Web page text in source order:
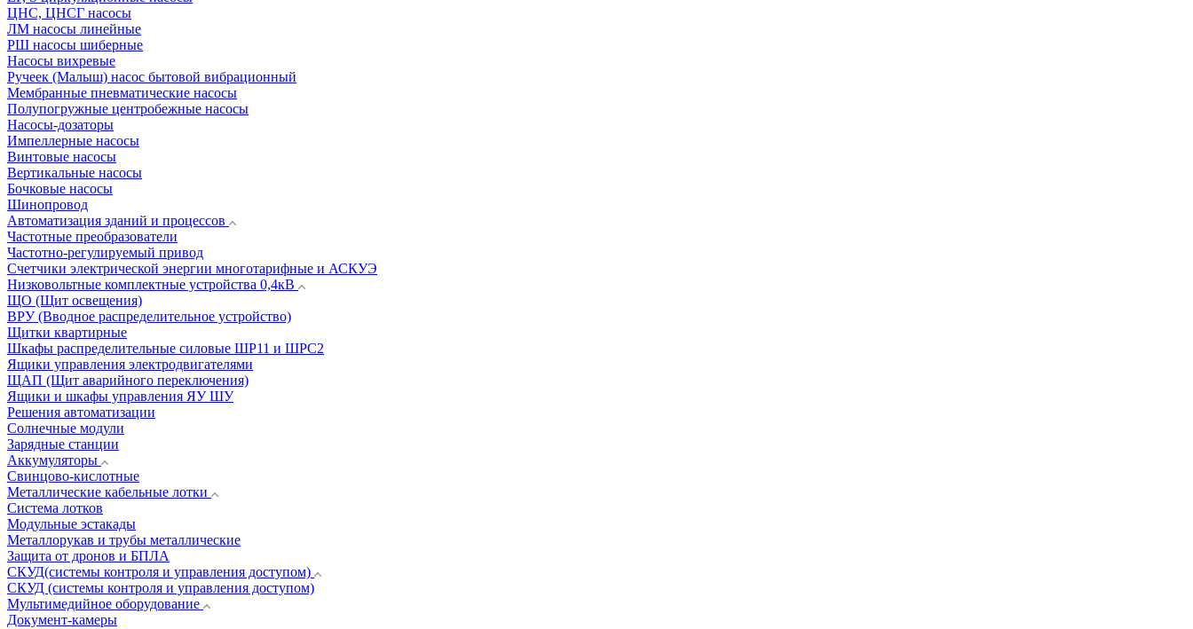
ЦНС, ЦНСГ насосы
ЛМ насосы линейные
РШ насосы шиберные
Насосы вихревые
Ручеек (Малыш) насос бытовой вибрационный
Мембранные пневматические насосы
Полупогружные центробежные насосы
Насосы-дозаторы
Импеллерные насосы
Винтовые насосы
Вертикальные насосы
Бочковые насосы
Шинопровод
Автоматизация зданий и процессов
Частотные преобразователи
Частотно-регулируемый привод
Счетчики электрической энергии многотарифные и АСКУЭ
Низковольтные комплектные устройства 0,4кВ
ЩО (Щит освещения)
ВРУ (Вводное распределительное устройство)
Щитки квартирные
Шкафы распределительные силовые ШР11 и ШРС2
Ящики управления электродвигателями
ЩАП (Щит аварийного переключения)
Ящики и шкафы управления ЯУ ШУ
Решения автоматизации
Солнечные модули
Зарядные станции
Аккумуляторы
Свинцово-кислотные
Металлические кабельные лотки
Система лотков
Модульные эстакады
Металлорукав и трубы металлические
Защита от дронов и БПЛА
СКУД(системы контроля и управления доступом)
СКУД (системы контроля и управления доступом)
Мультимедийное оборудование
Документ-камеры